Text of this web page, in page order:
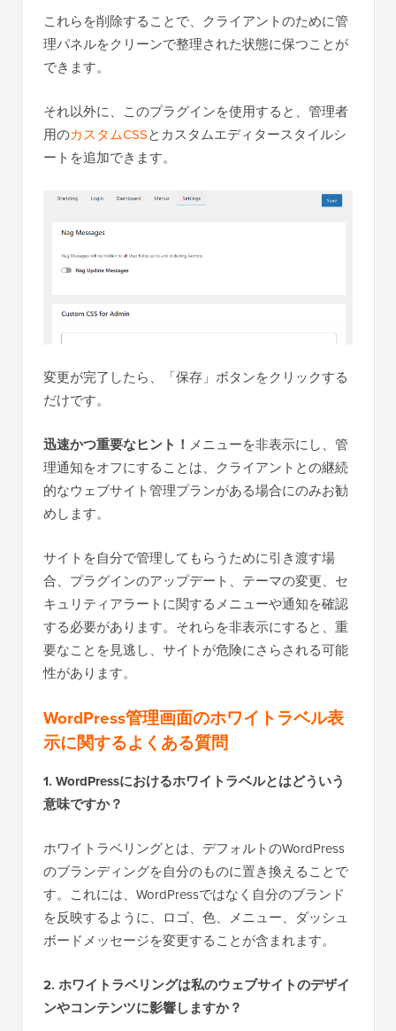
これらを削除することで、クライアントのために管
理パネルをクリーンで整理された状態に保つことが
できます。
それ以外に、このプラグインを使用すると、管理者
用のカスタムCSSとカスタムエディタースタイルシ
ートを追加できます。
変更が完了したら、「保存」ボタンをクリックする
だけです。
迅速かつ重要なヒント！ メニューを非表示にし、管
理通知をオフにすることは、クライアントとの継続
的なウェブサイト管理プランがある場合にのみお勧
めします。
サイトを自分で管理してもらうために引き渡す場
合、プラグインのアップデート、テーマの変更、セ
キュリティアラートに関するメニューや通知を確認
する必要があります。それらを非表示にすると、重
要なことを見逃し、サイトが危険にさらされる可能
性があります。
WordPress管理画面のホワイトラベル表
示に関するよくある質問
1. WordPressにおけるホワイトラベルとはどういう
意味ですか？
ホワイトラベリングとは、デフォルトのWordPress
のブランディングを自分のものに置き換えることで
す。これには、WordPressではなく自分のブランド
を反映するように、ロゴ、色、メニュー、ダッシュ
ボードメッセージを変更することが含まれます。
2. ホワイトラベリングは私のウェブサイトのデザイ
ンやコンテンツに影響しますか？